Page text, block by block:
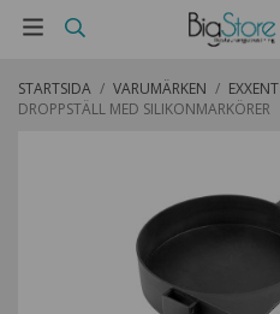
STARTSIDA / VARUMÄRKEN / EXXENT
DROPPSTÄLL MED SILIKONMARKÖRER